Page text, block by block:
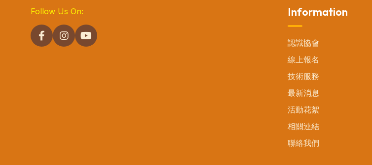
Follow Us On: Information
認識協會
線上報名
技術服務
最新消息
活動花絮
相關連結
聯絡我們